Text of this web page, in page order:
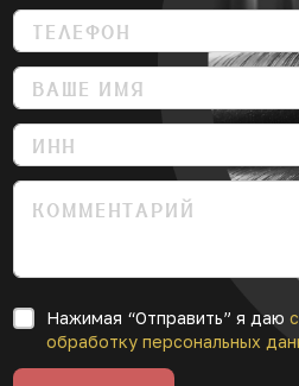
Нажимая “Отправить” я даю
обработку персональных